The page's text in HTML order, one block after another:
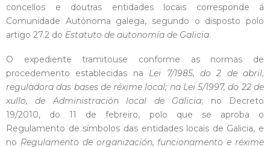
concellos e doutras entidades locais corresponde á
Comunidade Autónoma galega, segundo o disposto polo
artigo 27.2 do Estatuto de autonomía de Galicia.
O expediente tramitouse conforme as normas de
procedemento establecidas na Lei 7/1985, do 2 de abril,
reguladora das bases de réxime local; na Lei 5/1997, do 22 de
xullo, de Administración local de Galicia; no Decreto
19/2010, do 11 de febreiro, polo que se aproba o
Regulamento de símbolos das entidades locais de Galicia, e
no Regulamento de organización, funcionamento e réxime